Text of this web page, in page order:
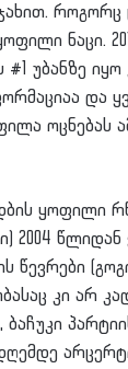
როგორც
ნაცი.
#1 უბანზე იყო
და
ოცნებას
ყოფილი
2004 წლიდან
წევრები
კი არ